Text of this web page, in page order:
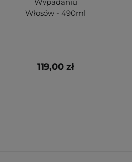
Wypadaniu
Włosów - 490ml
119,00 zł